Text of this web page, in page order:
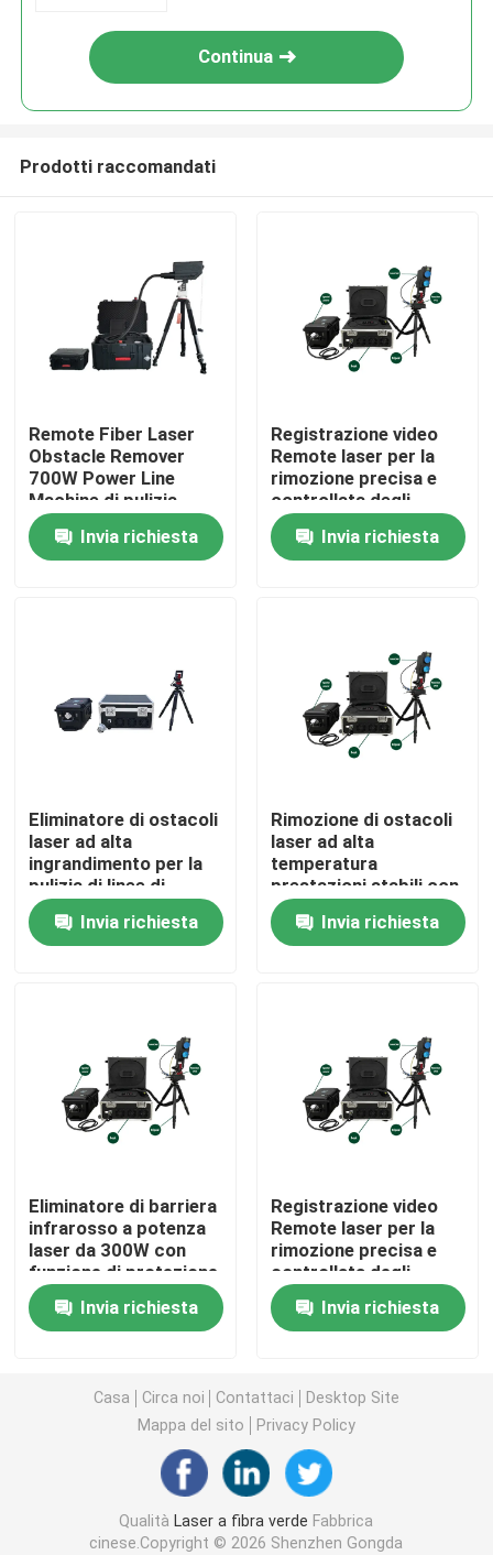
Prodotti
Video
Chi siamo
Controllo di qualità
Contattaci
Laser a fibra verde
Laser a fibra CW
Laser pulsato della fibra
Laser a fibra MOPA
Laser a fibra UV
Laser a fibra ultraveloce
Dispositivo di rimozione degli ostacoli laser
Continua
Prodotti raccomandati
Remote Fiber Laser
Obstacle Remover
700W Power Line
Machine di pulizia
Invia richiesta
Registrazione video
Remote laser per la
rimozione precisa e
controllata degli
ostacoli
Invia richiesta
Eliminatore di ostacoli
laser ad alta
ingrandimento per la
pulizia di linee di
aquilone
Invia richiesta
Rimozione di ostacoli
laser ad alta
temperatura
prestazioni stabili con
password o impronte
digitali e controllo
della sicurezza del
Invia richiesta
Eliminatore di barriera
infrarosso a potenza
laser da 300W con
funzione di protezione
della sicurezza
biometrica e tempo di
lavoro continuo da 30-
Invia richiesta
Registrazione video
Remote laser per la
rimozione precisa e
controllata degli
ostacoli
Invia richiesta
Casa Circa noi Contattaci
Desktop Site
Mappa del sito
Privacy Policy
Qualità Laser a fibra verde Fabbrica
cinese.Copyright © 2026 Shenzhen Gongda